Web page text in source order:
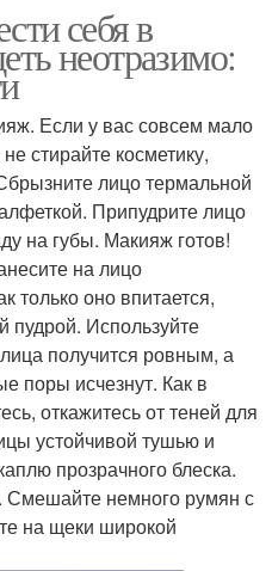
себя в
неотразимо:
Если у вас совсем мало
стирайте косметику,
лицо термальной
Припудрите лицо
на губы. Макияж готов!
на лицо
только оно впитается,
пудрой. Используйте
получится ровным, а
поры исчезнут. Как в
откажитесь от теней для
устойчивой тушью и
прозрачного блеска.
Смешайте немного румян с
на щеки широкой